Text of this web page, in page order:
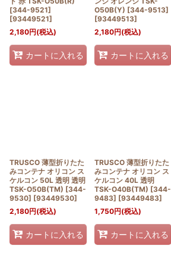
[344-9521]
[93449521]
2,180円(税込)
カートに入れる
O50B(Y) [344-9513]
[93449513]
2,180円(税込)
カートに入れる
TRUSCO 薄型折りたた
みコンテナ オリコン ス
ケルコン 50L 透明 透明
TSK-O50B(TM) [344-
9530] [93449530]
2,180円(税込)
カートに入れる
TRUSCO 薄型折りたた
みコンテナ オリコン ス
ケルコン 40L 透明
TSK-O40B(TM) [344-
9483] [93449483]
1,750円(税込)
カートに入れる